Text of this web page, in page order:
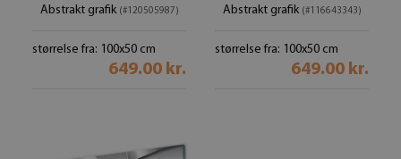
Abstrakt grafik (#120505987)
størrelse fra: 100x50 cm
649.00 kr.
Abstrakt grafik (#116643343)
størrelse fra: 100x50 cm
649.00 kr.